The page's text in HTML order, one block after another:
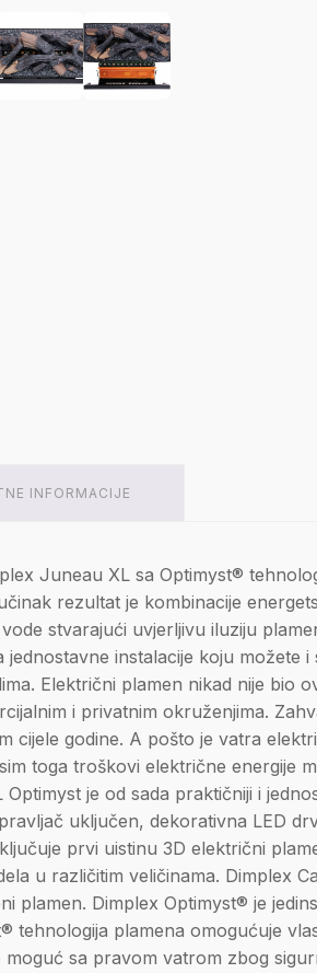
INFORMACIJE
Juneau XL sa Optimyst®
rezultat je kombinacije
stvarajući uvjerljivu iluziju
instalacije koju
Električni plamen nikad nije bio
i privatnim okruženjima.
cijele godine. A pošto je vatra
toga troškovi električne energije
je od sada praktičniji i
uključen, dekorativna LED
prvi uistinu 3D električni
u različitim veličinama. Dimplex
plamen. Dimplex Optimyst® je
tehnologija plamena omogućuje
sa pravom vatrom zbog